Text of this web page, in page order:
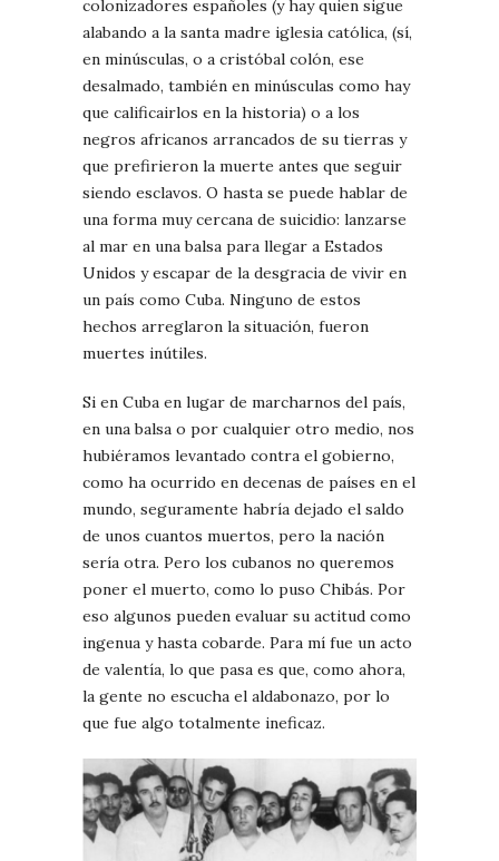
colonizadores españoles (y hay quien sigue
alabando a la santa madre iglesia católica, (sí,
en minúsculas, o a cristóbal colón, ese
desalmado, también en minúsculas como hay
que calificairlos en la historia) o a los
negros africanos arrancados de su tierras y
que prefirieron la muerte antes que seguir
siendo esclavos. O hasta se puede hablar de
una forma muy cercana de suicidio: lanzarse
al mar en una balsa para llegar a Estados
Unidos y escapar de la desgracia de vivir en
un país como Cuba. Ninguno de estos
hechos arreglaron la situación, fueron
muertes inútiles.
Si en Cuba en lugar de marcharnos del país,
en una balsa o por cualquier otro medio, nos
hubiéramos levantado contra el gobierno,
como ha ocurrido en decenas de países en el
mundo, seguramente habría dejado el saldo
de unos cuantos muertos, pero la nación
sería otra. Pero los cubanos no queremos
poner el muerto, como lo puso Chibás. Por
eso algunos pueden evaluar su actitud como
ingenua y hasta cobarde. Para mí fue un acto
de valentía, lo que pasa es que, como ahora,
la gente no escucha el aldabonazo, por lo
que fue algo totalmente ineficaz.